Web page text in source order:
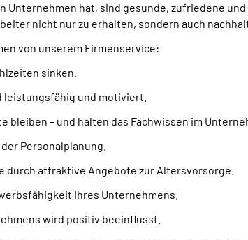
Unternehmen hat, sind gesunde, zufriedene
nicht nur zu erhalten, sondern auch
von unserem Firmenservice:
sinken.
und motiviert.
bleiben – und halten das Fachwissen im
Personalplanung.
durch attraktive Angebote zur Altersvorsorge.
Ihres Unternehmens.
wird positiv beeinflusst.